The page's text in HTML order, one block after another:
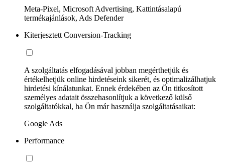
Meta-Pixel, Microsoft Advertising, Kattintásalapú
termékajánlások, Ads Defender
Kiterjesztett Conversion-Tracking
A szolgáltatás elfogadásával jobban megérthetjük és
értékelhetjük online hirdetéseink sikerét, és optimalizálhatjuk
hirdetési kínálatunkat. Ennek érdekében az Ön titkosított
személyes adatait összehasonlítjuk a következő külső
szolgáltatókkal, ha Ön már használja szolgáltatásaikat:
Google Ads
Performance